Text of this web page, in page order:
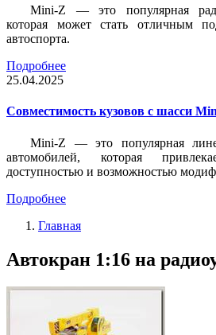
Mini-Z — это популярная
которая может стать отличным
автоспорта.
Подробнее
25.04.2025
Совместимость кузовов с шасси
Mini-Z — это популярная
автомобилей, которая
доступностью и возможностью
Подробнее
Главная
Автокран 1:16 на